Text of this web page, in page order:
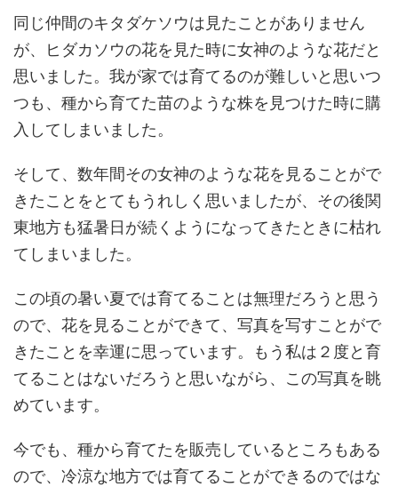
同じ仲間のキタダケソウは見たことがありません
が、ヒダカソウの花を見た時に女神のような花だと
思いました。我が家では育てるのが難しいと思いつ
つも、種から育てた苗のような株を見つけた時に購
入してしまいました。
そして、数年間その女神のような花を見ることがで
きたことをとてもうれしく思いましたが、その後関
東地方も猛暑日が続くようになってきたときに枯れ
てしまいました。
この頃の暑い夏では育てることは無理だろうと思う
ので、花を見ることができて、写真を写すことがで
きたことを幸運に思っています。もう私は２度と育
てることはないだろうと思いながら、この写真を眺
めています。
今でも、種から育てたを販売しているところもある
ので、冷涼な地方では育てることができるのではな